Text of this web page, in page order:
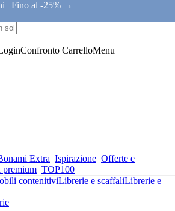
| Fino al -25% →
Confronto CarrelloMenu
Extra Ispirazione Offerte e
premium TOP100
contenitiviLibrerie e scaffaliLibrerie e